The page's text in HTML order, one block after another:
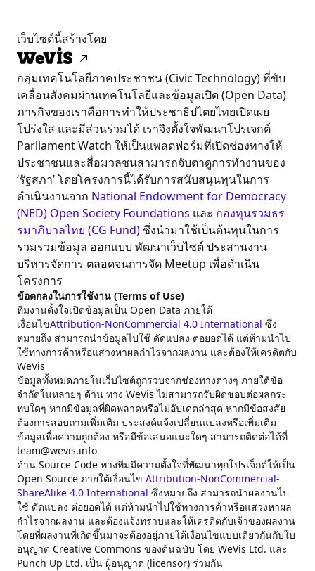
เว็บไซต์นี้สร้างโดย
กลุ่มเทคโนโลยีภาคประชาชน (Civic Technology) ที่ขับ
เคลื่อนสังคมผ่านเทคโนโลยีและข้อมูลเปิด (Open Data)
ภารกิจของเราคือการทำให้ประชาธิปไตยไทยเปิดเผย
โปร่งใส และมีส่วนร่วมได้ เราจึงตั้งใจพัฒนาโปรเจกต์
Parliament Watch ให้เป็นแพลตฟอร์มที่เปิดช่องทางให้
ประชาชนและสื่อมวลชนสามารถจับตาดูการทำงานของ
‘รัฐสภา’ โดยโครงการนี้ได้รับการสนับสนุนทุนในการ
ดำเนินงานจาก National Endowment for Democracy
(NED) Open Society Foundations และ กองทุนรวมธร
รมาภิบาลไทย (CG Fund)ซึ่งนำมาใช้เป็นต้นทุนในการ
รวมรวมข้อมูล ออกแบบ พัฒนาเว็บไซต์ ประสานงาน
บริหารจัดการ ตลอดจนการจัด Meetup เพื่อดำเนิน
โครงการ
ข้อตกลงในการใช้งาน (Terms of Use)
ทีมงานตั้งใจเปิดข้อมูลเป็น Open Data ภายใต้
เงื่อนไขAttribution-NonCommercial 4.0 International ซึ่ง
หมายถึง สามารถนำข้อมูลไปใช้ ดัดแปลง ต่อยอดได้ แต่ห้ามนำไป
ใช้ทางการค้าหรือแสวงหาผลกำไรจากผลงาน และต้องให้เครดิตกับ
WeVis
ข้อมูลทั้งหมดภายในเว็บไซต์ถูกรวบจากช่องทางต่างๆ ภายใต้ข้อ
จำกัดในหลายๆ ด้าน ทาง WeVis ไม่สามารถรับผิดชอบต่อผลกระ
ทบใดๆ หากมีข้อมูลที่ผิดพลาดหรือไม่อัปเดตล่าสุด หากมีข้อสงสัย
ต้องการสอบถามเพิ่มเติม ประสงค์แจ้งเปลี่ยนแปลงหรือเพิ่มเติม
ข้อมูลเพื่อความถูกต้อง หรือมีข้อเสนอแนะใดๆ สามารถติดต่อได้ที่
team@wevis.info
ด้าน Source Code ทางทีมมีความตั้งใจที่พัฒนาทุกโปรเจ็กต์ให้เป็น
Open Source ภายใต้เงื่อนไข Attribution-NonCommercial-
ShareAlike 4.0 International ซึ่งหมายถึง สามารถนำผลงานไป
ใช้ ดัดแปลง ต่อยอดได้ แต่ห้ามนำไปใช้ทางการค้าหรือแสวงหาผล
กำไรจากผลงาน และต้องแจ้งทราบและให้เครดิตกับเจ้าของผลงาน
โดยที่ผลงานที่เกิดขึ้นมาจะต้องอยู่ภายใต้เงื่อนไขแบบเดียวกันกับใบ
อนุญาต Creative Commons ของต้นฉบับ โดย WeVis Ltd. และ
Punch Up Ltd. เป็น ผู้อนุญาต (licensor) ร่วมกัน